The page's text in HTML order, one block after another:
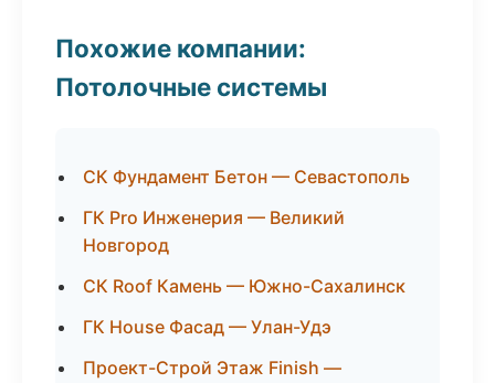
Похожие компании:
Потолочные системы
СК Фундамент Бетон — Севастополь
ГК Pro Инженерия — Великий
Новгород
СК Roof Камень — Южно-Сахалинск
ГК House Фасад — Улан-Удэ
Проект-Строй Этаж Finish —